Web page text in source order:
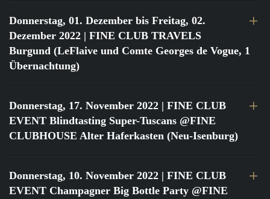
Donnerstag, 01. Dezember bis Freitag, 02.
Dezember 2022 | FINE CLUB TRAVELS
Burgund (LeFlaive und Comte Georges de Vogue, 1
Übernachtung)
Donnerstag, 17. November 2022 | FINE CLUB
EVENT Blindtasting Super-Tuscans @FINE
CLUBHOUSE Alter Haferkasten (Neu-Isenburg)
Donnerstag, 10. November 2022 | FINE CLUB
EVENT Champagner Big Bottle Party @FINE